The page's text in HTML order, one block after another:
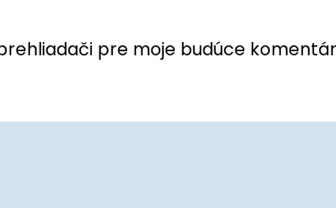
pre moje budúce